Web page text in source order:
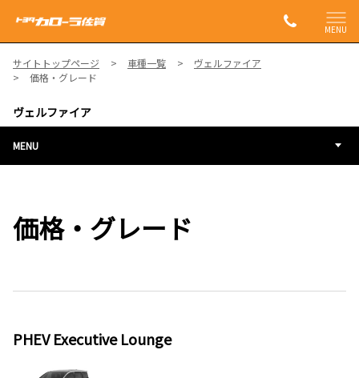
MENU
サイトトップページ 車種一覧
ヴェルファイア
価格・グレード
ヴェルファイア
MENU
価格・グレード
PHEV Executive Lounge